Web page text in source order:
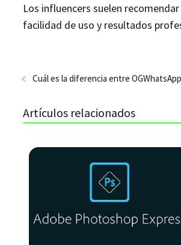
Los influencers suelen
facilidad de uso y resultados
Cuál es la diferencia entre
Artículos relacionados